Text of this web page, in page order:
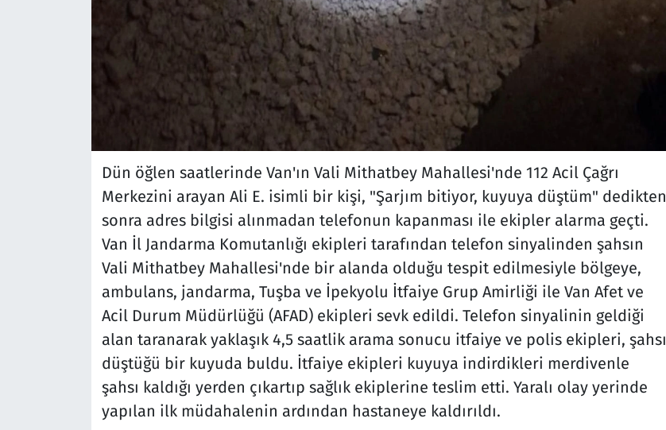
Dün öğlen saatlerinde Van'ın Vali Mithatbey Mahallesi'nde 112 Acil Çağrı
Merkezini arayan Ali E. isimli bir kişi, "Şarjım bitiyor, kuyuya düştüm" dedikten
sonra adres bilgisi alınmadan telefonun kapanması ile ekipler alarma geçti.
Van İl Jandarma Komutanlığı ekipleri tarafından telefon sinyalinden şahsın
Vali Mithatbey Mahallesi'nde bir alanda olduğu tespit edilmesiyle bölgeye,
ambulans, jandarma, Tuşba ve İpekyolu İtfaiye Grup Amirliği ile Van Afet ve
Acil Durum Müdürlüğü (AFAD) ekipleri sevk edildi. Telefon sinyalinin geldiği
alan taranarak yaklaşık 4,5 saatlik arama sonucu itfaiye ve polis ekipleri, şahsı
düştüğü bir kuyuda buldu. İtfaiye ekipleri kuyuya indirdikleri merdivenle
şahsı kaldığı yerden çıkartıp sağlık ekiplerine teslim etti. Yaralı olay yerinde
yapılan ilk müdahalenin ardından hastaneye kaldırıldı.